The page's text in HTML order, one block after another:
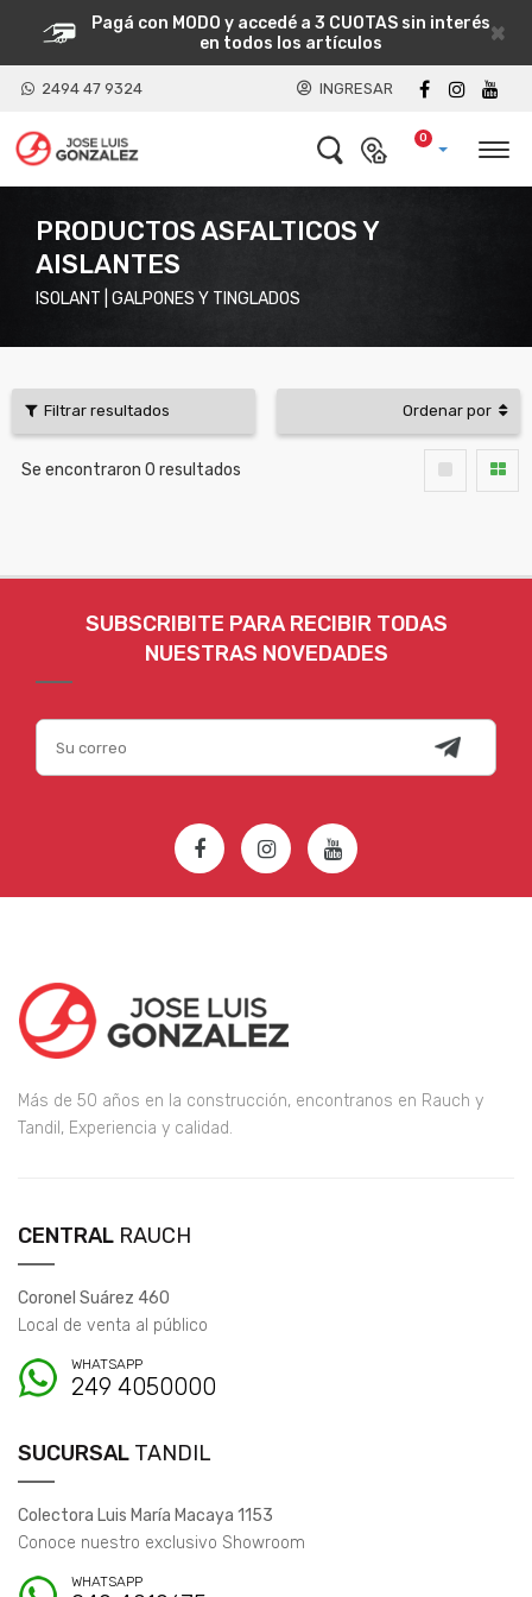
×
Pagá con MODO y accedé a 3 CUOTAS sin interés
en todos los artículos
2494 47 9324 INGRESAR
0
PRODUCTOS ASFALTICOS Y
AISLANTES
ISOLANT | GALPONES Y TINGLADOS
Filtrar resultados Ordenar por
Se encontraron 0 resultados
SUBSCRIBITE PARA RECIBIR TODAS
NUESTRAS NOVEDADES
Más de 50 años en la construcción, encontranos en Rauch y
Tandil, Experiencia y calidad.
CENTRAL RAUCH
Coronel Suárez 460
Local de venta al público
WHATSAPP
249 4050000
SUCURSAL TANDIL
Colectora Luis María Macaya 1153
Conoce nuestro exclusivo Showroom
WHATSAPP